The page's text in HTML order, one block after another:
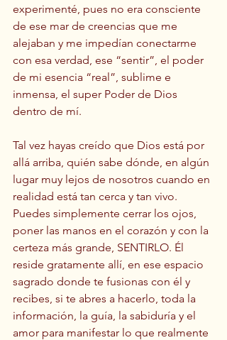
experimenté, pues no era consciente
de ese mar de creencias que me
alejaban y me impedían conectarme
con esa verdad, ese “sentir”, el poder
de mi esencia “real”, sublime e
inmensa, el super Poder de Dios
dentro de mí.
Tal vez hayas creído que Dios está por
allá arriba, quién sabe dónde, en algún
lugar muy lejos de nosotros cuando en
realidad está tan cerca y tan vivo.
Puedes simplemente cerrar los ojos,
poner las manos en el corazón y con la
certeza más grande, SENTIRLO. Él
reside gratamente allí, en ese espacio
sagrado donde te fusionas con él y
recibes, si te abres a hacerlo, toda la
información, la guía, la sabiduría y el
amor para manifestar lo que realmente